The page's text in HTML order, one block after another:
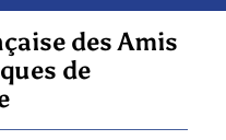
des Amis
de